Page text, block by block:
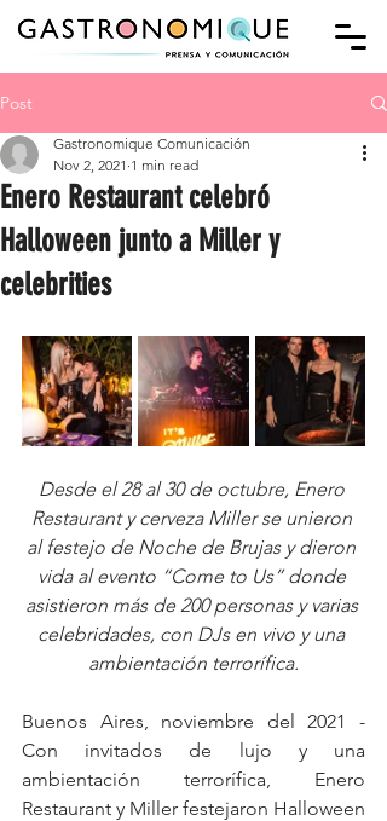
Post
Enero Restaurant celebró
Halloween junto a Miller y
celebrities
Gastronomique Comunicación
Nov 2, 2021 1 min read
Desde el 28 al 30 de octubre, Enero
Restaurant y cerveza Miller se unieron
al festejo de Noche de Brujas y dieron
vida al evento “Come to Us” donde
asistieron más de 200 personas y varias
celebridades, con DJs en vivo y una
ambientación terrorífica.
Buenos Aires, noviembre del 2021 -
Con invitados de lujo y una
ambientación terrorífica, Enero
Restaurant y Miller festejaron Halloween